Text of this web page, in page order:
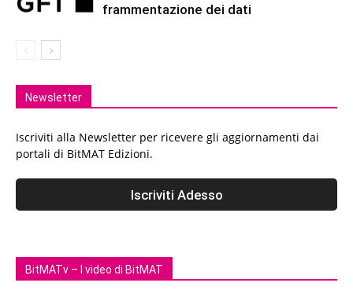
frammentazione dei dati
Newsletter
Iscriviti alla Newsletter per ricevere gli aggiornamenti dai
portali di BitMAT Edizioni.
BitMATv – I video di BitMAT